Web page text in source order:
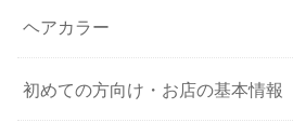
ヘアカラー
初めての方向け・お店の基本情報